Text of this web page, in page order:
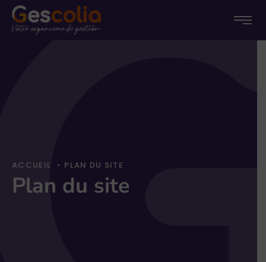
Passer
MenuMenu
ACCUEIL • PLAN DU SITE
Plan du site